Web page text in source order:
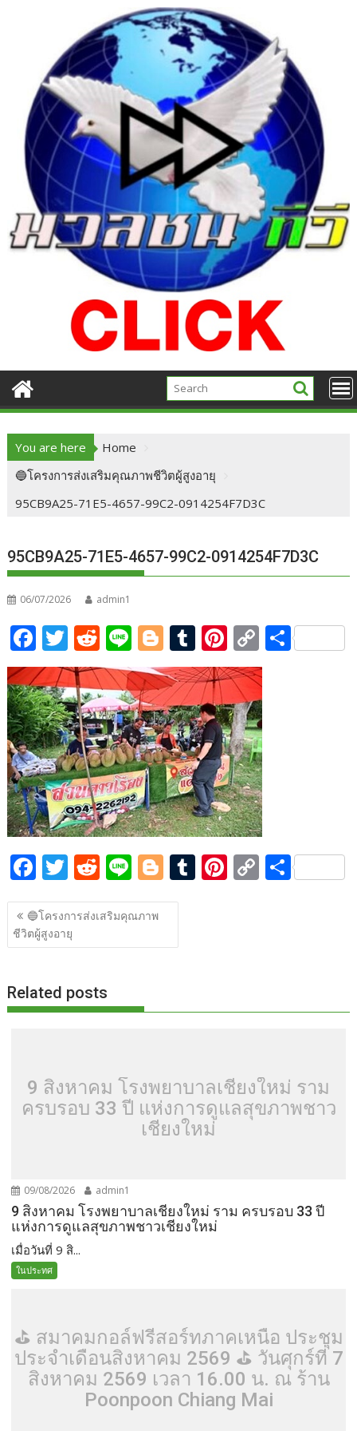
You are here
Home
🔵โครงการส่งเสริมคุณภาพชีวิตผู้สูงอายุ
95CB9A25-71E5-4657-99C2-0914254F7D3C
95CB9A25-71E5-4657-99C2-0914254F7D3C
06/07/2026 admin1
F
ac
e
b
o
o
k
T
w
itt
er
R
e
d
di
t
Li
n
e
Bl
o
g
g
er
T
u
m
bl
r
Pi
nt
er
e
st
C
o
p
y
Li
n
k
S
F
ac
e
b
o
k
T
w
itt
er
R
e
d
di
Li
n
e
Bl
o
g
T Pi C
k
S
แนะแนว
เรื่อง
🔵โครงการส่งเสริมคุณภาพ
ชีวิตผู้สูงอายุ
Related posts
9 สิงหาคม โรงพยาบาลเชียงใหม่ ราม
ครบรอบ 33 ปี แห่งการดูแลสุขภาพชาว
เชียงใหม่
09/08/2026 admin1
9 สิงหาคม โรงพยาบาลเชียงใหม่ ราม ครบรอบ 33 ปี
แห่งการดูแลสุขภาพชาวเชียงใหม่
เมื่อวันที่ 9 สิ...
ในประทศ
⛳️ สมาคมกอล์ฟรีสอร์ทภาคเหนือ ประชุม
ประจำเดือนสิงหาคม 2569 ⛳️ วันศุกร์ที่ 7
สิงหาคม 2569 เวลา 16.00 น. ณ ร้าน
Poonpoon Chiang Mai